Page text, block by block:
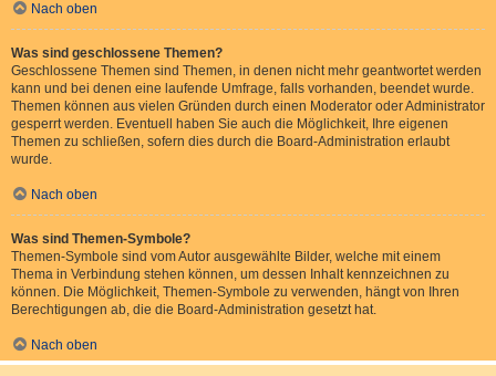
Nach oben
Was sind geschlossene Themen?
Geschlossene Themen sind Themen, in denen nicht mehr geantwortet werden
kann und bei denen eine laufende Umfrage, falls vorhanden, beendet wurde.
Themen können aus vielen Gründen durch einen Moderator oder Administrator
gesperrt werden. Eventuell haben Sie auch die Möglichkeit, Ihre eigenen
Themen zu schließen, sofern dies durch die Board-Administration erlaubt
wurde.
Nach oben
Was sind Themen-Symbole?
Themen-Symbole sind vom Autor ausgewählte Bilder, welche mit einem
Thema in Verbindung stehen können, um dessen Inhalt kennzeichnen zu
können. Die Möglichkeit, Themen-Symbole zu verwenden, hängt von Ihren
Berechtigungen ab, die die Board-Administration gesetzt hat.
Nach oben